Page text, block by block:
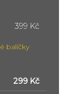
399 Kč
balíčky
299 Kč